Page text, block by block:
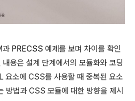
과 PRECSS 예제를 보며 차이를 확인
용은 설계 단계에서의 모듈화와 코딩
요소에 CSS를 사용할 때 중복된 요소
방법과 CSS 모듈에 대한 방향을 제시